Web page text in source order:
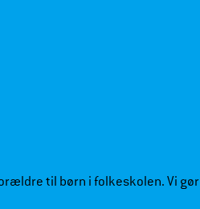
til børn i folkeskolen. Vi gør